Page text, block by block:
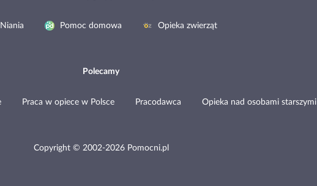
Niania Pomoc domowa Opieka zwierząt
Polecamy
Praca w opiece w Polsce Pracodawca Opieka nad osobami starszymi
Copyright © 2002-2026 Pomocni.pl